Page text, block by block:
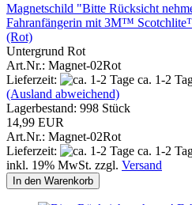
Magnetschild "Bitte Rücksicht
Fahranfängerin mit 3M™
(Rot)
Untergrund Rot
Art.Nr.: Magnet-02Rot
Lieferzeit:
ca. 1-2
(Ausland abweichend)
Lagerbestand: 998 Stück
14,99 EUR
Art.Nr.: Magnet-02Rot
Lieferzeit:
ca. 1-2
inkl. 19% MwSt. zzgl. Versand
In den Warenkorb